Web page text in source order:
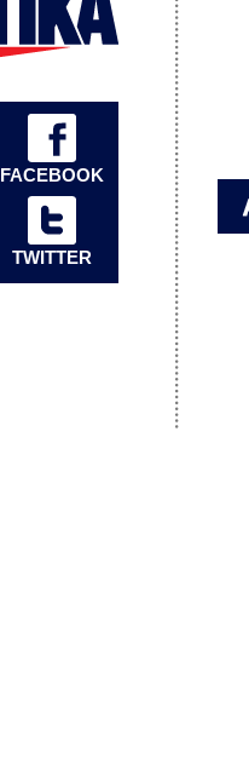
FACEBOOK
TWITTER